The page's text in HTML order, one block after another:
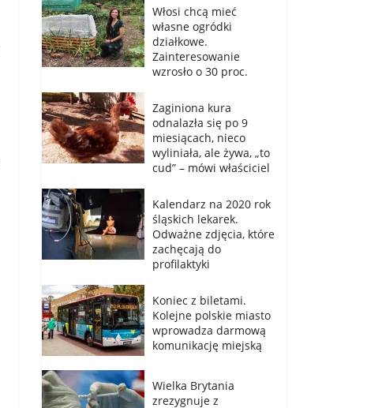
Włosi chcą mieć
własne ogródki
działkowe.
Zainteresowanie
wzrosło o 30 proc.
Zaginiona kura
odnalazła się po 9
miesiącach, nieco
wyliniała, ale żywa, „to
cud” – mówi właściciel
Kalendarz na 2020 rok
śląskich lekarek.
Odważne zdjęcia, które
zachęcają do
profilaktyki
Koniec z biletami.
Kolejne polskie miasto
wprowadza darmową
komunikację miejską
Wielka Brytania
zrezygnuje z